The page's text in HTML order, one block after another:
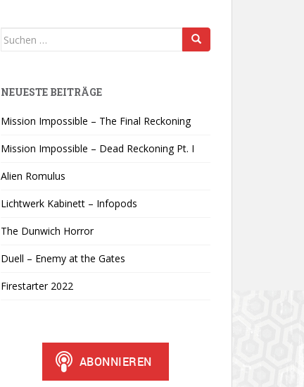
Suchen
NEUESTE BEITRÄGE
Mission Impossible – The Final Reckoning
Mission Impossible – Dead Reckoning Pt. I
Alien Romulus
Lichtwerk Kabinett – Infopods
The Dunwich Horror
Duell – Enemy at the Gates
Firestarter 2022